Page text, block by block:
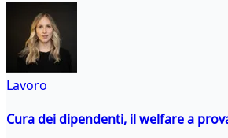
Lavoro
Cura dei dipendenti, il welfare a